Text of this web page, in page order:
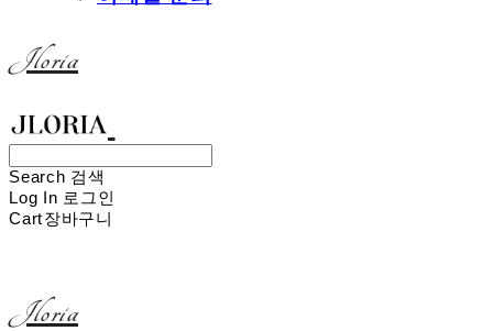
Jloria
Search 검색
Log In 로그인
Cart장바구니
Jloria